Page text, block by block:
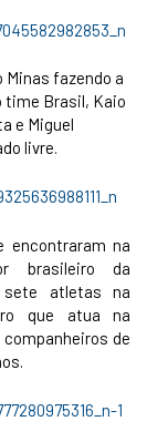
fazendo a
time Brasil, Kaio
e Miguel
livre.
encontraram na
brasileiro da
sete atletas na
que atua na
de